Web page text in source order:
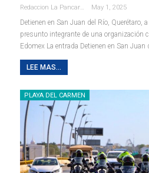
Redaccion La Pancarta De Quintana Roo May 1, 2025
Detienen en San Juan del Río, Querétaro,
presunto integrante de una organización
Edomex La entrada Detienen en San Juan
LEE MAS...
PLAYA DEL CARMEN